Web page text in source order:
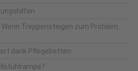
Treppensteigen zum Problem
dank Pflegebetten